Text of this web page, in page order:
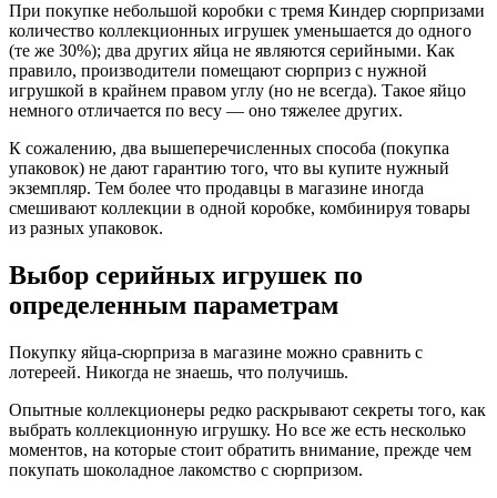
При покупке небольшой коробки с тремя Киндер сюрпризами
количество коллекционных игрушек уменьшается до одного
(те же 30%); два других яйца не являются серийными. Как
правило, производители помещают сюрприз с нужной
игрушкой в крайнем правом углу (но не всегда). Такое яйцо
немного отличается по весу — оно тяжелее других.
К сожалению, два вышеперечисленных способа (покупка
упаковок) не дают гарантию того, что вы купите нужный
экземпляр. Тем более что продавцы в магазине иногда
смешивают коллекции в одной коробке, комбинируя товары
из разных упаковок.
Выбор серийных игрушек по
определенным параметрам
Покупку яйца-сюрприза в магазине можно сравнить с
лотереей. Никогда не знаешь, что получишь.
Опытные коллекционеры редко раскрывают секреты того, как
выбрать коллекционную игрушку. Но все же есть несколько
моментов, на которые стоит обратить внимание, прежде чем
покупать шоколадное лакомство с сюрпризом.